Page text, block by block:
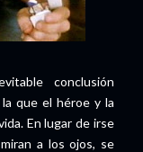
conclusión
que el héroe y la
En lugar de irse
a los ojos, se